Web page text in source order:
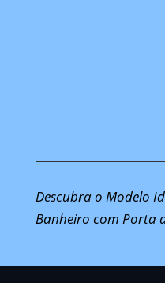
Descubra o Modelo
Banheiro com Porta